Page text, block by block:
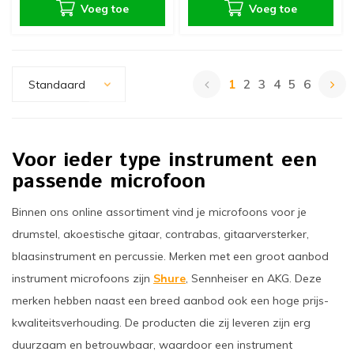
Voeg toe Voeg toe
Standaard 1 2 3 4 5 6
Voor ieder type instrument een
passende microfoon
Binnen ons online assortiment vind je microfoons voor je
drumstel, akoestische gitaar, contrabas, gitaarversterker,
blaasinstrument en percussie. Merken met een groot aanbod
instrument microfoons zijn Shure, Sennheiser en AKG. Deze
merken hebben naast een breed aanbod ook een hoge prijs-
kwaliteitsverhouding. De producten die zij leveren zijn erg
duurzaam en betrouwbaar, waardoor een instrument